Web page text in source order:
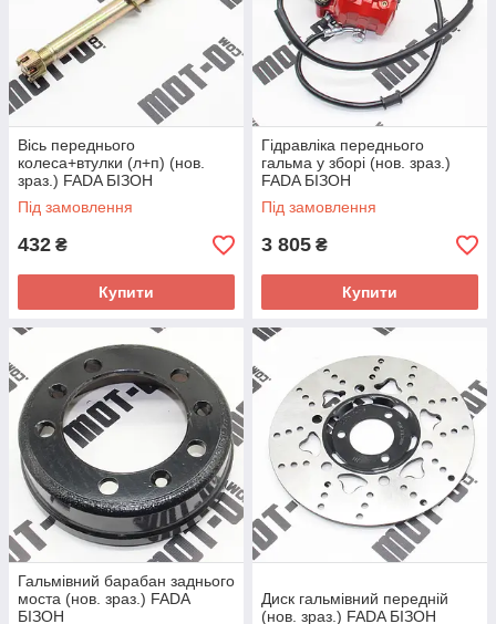
Вісь переднього
колеса+втулки (л+п) (нов.
зраз.) FADA БІЗОН
Під замовлення
432 ₴
Купити
Гідравліка переднього
гальма у зборі (нов. зраз.)
FADA БІЗОН
Під замовлення
3 805 ₴
Купити
Гальмівний барабан заднього
моста (нов. зраз.) FADA
БІЗОН
Диск гальмівний передній
(нов. зраз.) FADA БІЗОН